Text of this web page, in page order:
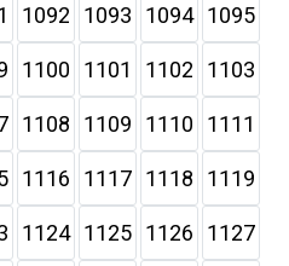
1092 1093 1094 1095
1100 1101 1102 1103
1108 1109 1110 1111
1116 1117 1118 1119
1124 1125 1126 1127